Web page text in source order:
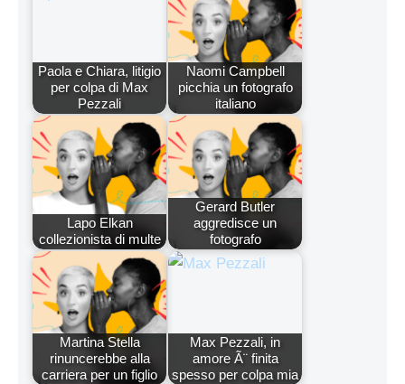
Paola e Chiara, litigio
per colpa di Max
Pezzali
Naomi Campbell
picchia un fotografo
italiano
Lapo Elkan
collezionista di multe
Gerard Butler
aggredisce un
fotografo
Martina Stella
rinuncerebbe alla
carriera per un figlio
Max Pezzali, in
amore Ã¨ finita
spesso per colpa mia